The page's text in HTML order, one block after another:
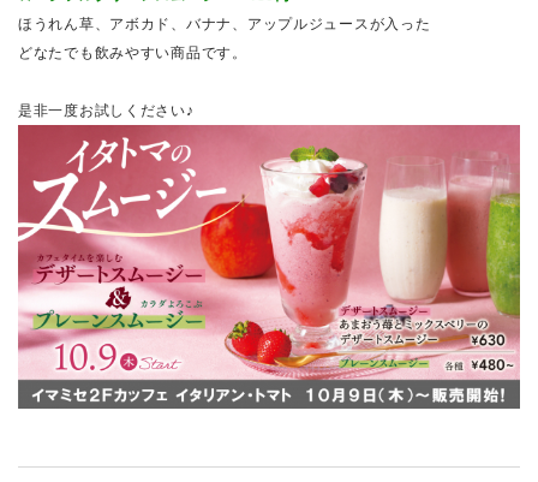
ほうれん草、アボカド、バナナ、アップルジュースが入った
どなたでも飲みやすい商品です。
是非一度お試しください♪